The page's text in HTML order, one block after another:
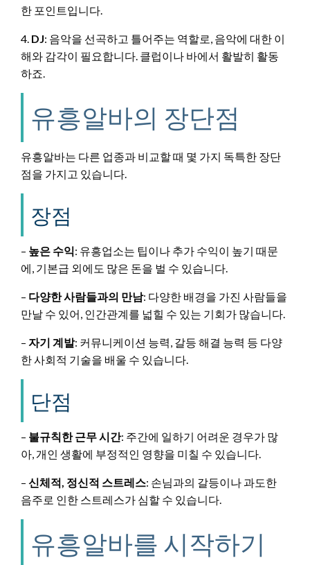
한 포인트입니다.
4. DJ: 음악을 선곡하고 틀어주는 역할로, 음악에 대한 이
해와 감각이 필요합니다. 클럽이나 바에서 활발히 활동
하죠.
유흥알바의 장단점
유흥알바는 다른 업종과 비교할 때 몇 가지 독특한 장단
점을 가지고 있습니다.
장점
– 높은 수익: 유흥업소는 팁이나 추가 수익이 높기 때문
에, 기본급 외에도 많은 돈을 벌 수 있습니다.
– 다양한 사람들과의 만남: 다양한 배경을 가진 사람들을
만날 수 있어, 인간관계를 넓힐 수 있는 기회가 많습니다.
– 자기 계발: 커뮤니케이션 능력, 갈등 해결 능력 등 다양
한 사회적 기술을 배울 수 있습니다.
단점
– 불규칙한 근무 시간: 주간에 일하기 어려운 경우가 많
아, 개인 생활에 부정적인 영향을 미칠 수 있습니다.
– 신체적, 정신적 스트레스: 손님과의 갈등이나 과도한
음주로 인한 스트레스가 심할 수 있습니다.
유흥알바를 시작하기